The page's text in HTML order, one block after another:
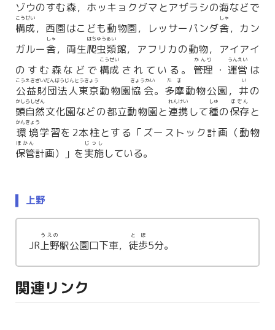
ゾウのすむ森，ホッキョクグマとアザラシの海などで
構成
こうせい
，西園はこども動物園，レッサーパンダ舎
しゃ
，カン
ガルー舎
しゃ
，両生爬虫類
はちゅうるい
館，アフリカの動物，アイアイ
のすむ森などで 構成
こうせい
されている。 管理
かんり
・ 運営
うんえい
は
公益財団法人東京
こうえきざいだんほうじんとうきょう
動物園協会
きょうかい
。 多摩
たま
動物公園， 井
い
の
頭自然
かしらしぜん
文化園などの都立動物園と連携
れんけい
して種
しゅ
の保存
ほぞん
と
環境
かんきょう
学習を2本柱とする「ズーストック計画（動物
保管
ほかん
計画）」を実施
じっし
している。
上野
JR上野
うえの
駅公園口下車， 徒歩
とほ
5分。
関連リンク